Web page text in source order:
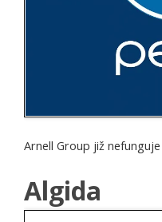
Arnell Group již nefunguje
Algida